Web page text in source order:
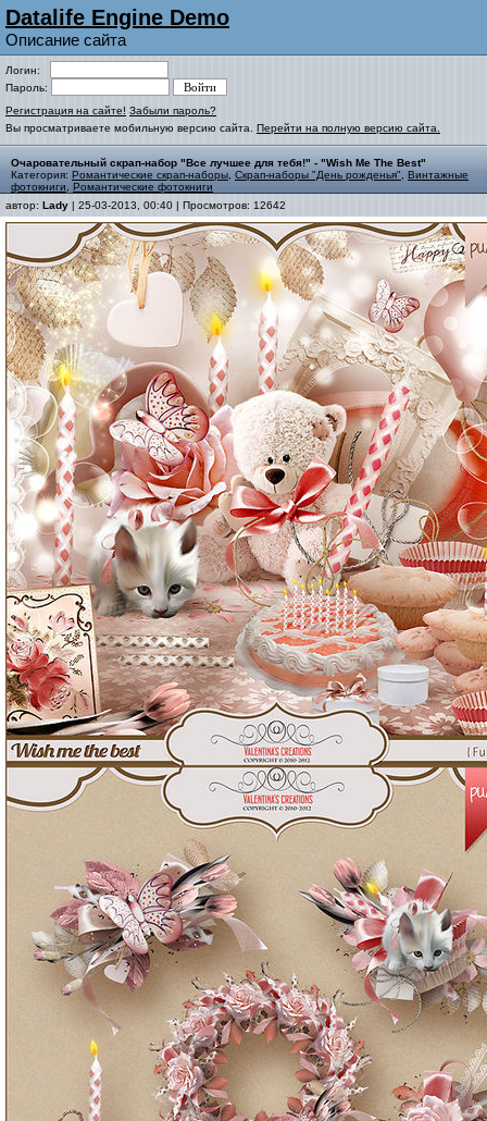
Datalife Engine Demo
Описание сайта
Логин:
Пароль:
Регистрация на сайте! Забыли пароль?
Вы просматриваете мобильную версию сайта. Перейти на полную версию сайта.
Очаровательный скрап-набор "Все лучшее для тебя!" - "Wish Me The Best"
Категория: Романтические скрап-наборы Скрап-наборы "День рожденья"
Винтажные
фотокниги
Романтические фотокниги
автор: Lady | 25-03-2013, 00:40 | Просмотров: 12642